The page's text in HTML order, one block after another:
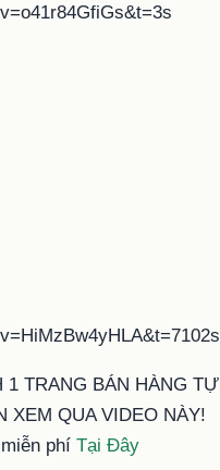
TRANG BÁN HÀNG TỰ
XEM QUA VIDEO NÀY!
phí Tại Đây